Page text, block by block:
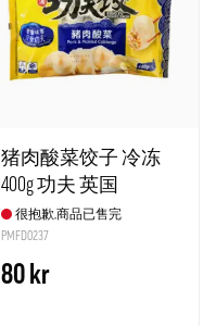
猪肉酸菜饺子 冷冻
400g 功夫 英国
很抱歉,商品已售完
PMFD0237
80 kr